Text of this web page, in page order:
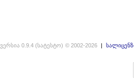
ვერსია 0.9.4 (სატესტო) © 2002-2026 |